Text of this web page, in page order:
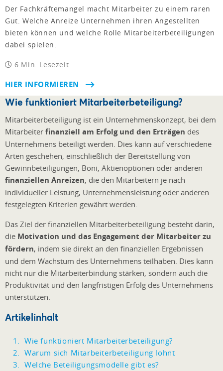
Der Fachkräftemangel macht Mitarbeiter zu einem raren
Gut. Welche Anreize Unternehmen ihren Angestellten
bieten können und welche Rolle Mitarbeiterbeteiligungen
dabei spielen.
6 Min. Lesezeit
HIER INFORMIEREN
Wie funktioniert Mitarbeiterbeteiligung?
Mitarbeiterbeteiligung ist ein Unternehmenskonzept, bei dem
Mitarbeiter finanziell am Erfolg und den Erträgen des
Unternehmens beteiligt werden. Dies kann auf verschiedene
Arten geschehen, einschließlich der Bereitstellung von
Gewinnbeteiligungen, Boni, Aktienoptionen oder anderen
finanziellen Anreizen, die den Mitarbeitern je nach
individueller Leistung, Unternehmensleistung oder anderen
festgelegten Kriterien gewährt werden.
Das Ziel der finanziellen Mitarbeiterbeteiligung besteht darin,
die Motivation und das Engagement der Mitarbeiter zu
fördern, indem sie direkt an den finanziellen Ergebnissen
und dem Wachstum des Unternehmens teilhaben. Dies kann
nicht nur die Mitarbeiterbindung stärken, sondern auch die
Produktivität und den langfristigen Erfolg des Unternehmens
unterstützen.
Artikelinhalt
Wie funktioniert Mitarbeiterbeteiligung?
Warum sich Mitarbeiterbeteiligung lohnt
Welche Beteiligungsmodelle gibt es?